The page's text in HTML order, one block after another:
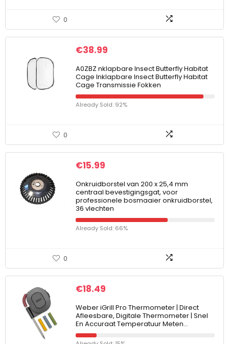
0
€38.99
A0ZBZ nklapbare Insect Butterfly Habitat
Cage Inklapbare Insect Butterfly Habitat
Cage Transmissie Fokken
Already Sold: 92%
0
€15.99
Onkruidborstel van 200 x 25,4 mm
centraal bevestigingsgat, voor
professionele bosmaaier onkruidborstel,
36 vlechten
Already Sold: 66%
0
€18.49
Weber iGrill Pro Thermometer | Direct
Afleesbare, Digitale Thermometer | Snel
En Accuraat Temperatuur Meten…